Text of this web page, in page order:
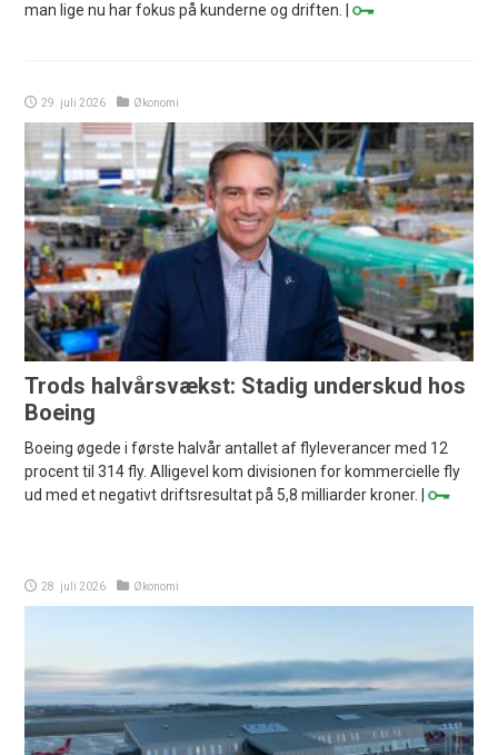
man lige nu har fokus på kunderne og driften. |
29. juli 2026 Økonomi
Trods halvårsvækst: Stadig underskud hos
Boeing
Boeing øgede i første halvår antallet af flyleverancer med 12
procent til 314 fly. Alligevel kom divisionen for kommercielle fly
ud med et negativt driftsresultat på 5,8 milliarder kroner. |
28. juli 2026 Økonomi